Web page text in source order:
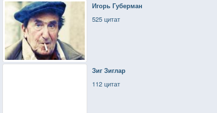
Игорь Губерман
525 цитат
Зиг Зиглар
112 цитат